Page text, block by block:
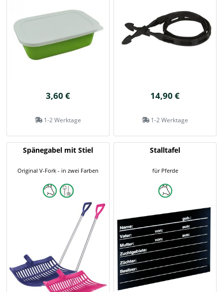
3,60 €
1-2 Werktage
14,90 €
1-2 Werktage
Spänegabel mit Stiel
Original V-Fork - in zwei Farben
Stalltafel
für Pferde